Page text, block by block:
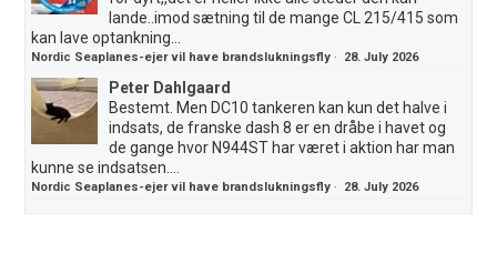
lande..imod sætning til de mange CL 215/415 som
kan lave optankning...
Nordic Seaplanes-ejer vil have brandslukningsfly · 28. July 2026
Peter Dahlgaard
Bestemt. Men DC10 tankeren kan kun det halve i
indsats, de franske dash 8 er en dråbe i havet og
de gange hvor N944ST har været i aktion har man
kunne se indsatsen....
Nordic Seaplanes-ejer vil have brandslukningsfly · 28. July 2026